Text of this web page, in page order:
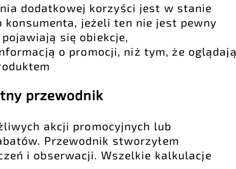
dodatkowej korzyści jest w stanie
konsumenta, jeżeli ten nie jest pewny
się obiekcje,
o promocji, niż tym, że oglądają
przewodnik
akcji promocyjnych lub
Przewodnik stworzyłem
i obserwacji. Wszelkie kalkulacje